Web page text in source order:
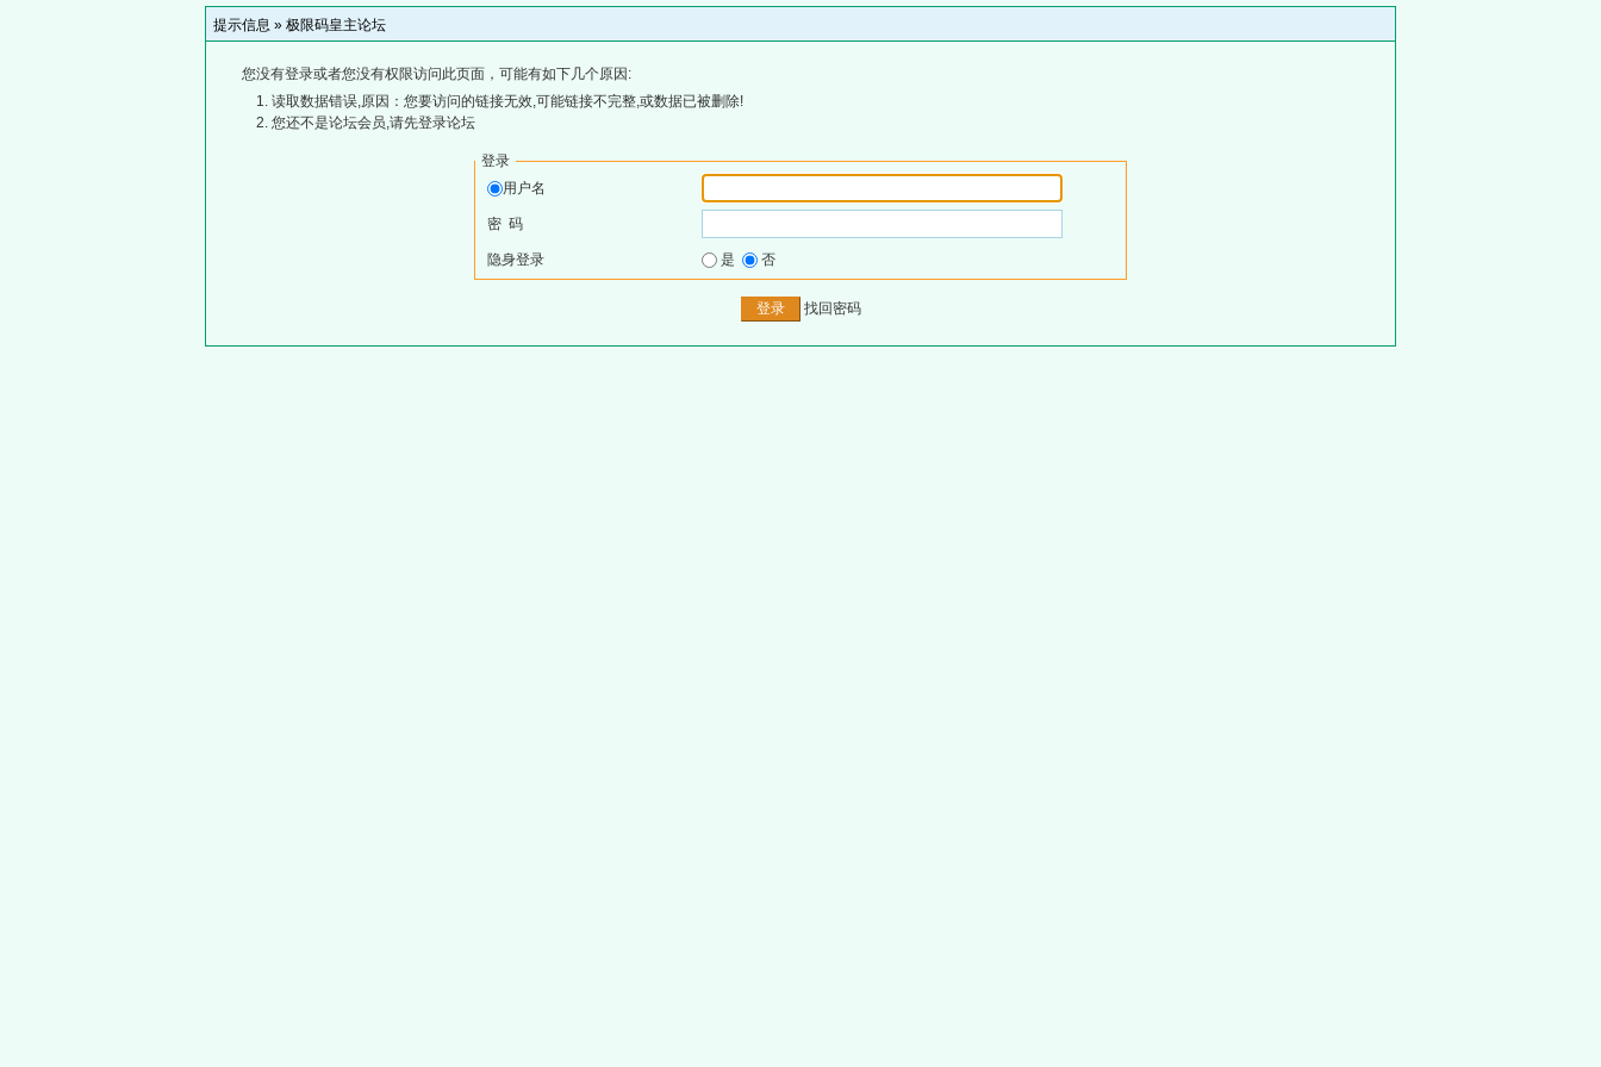
提示信息 » 极限码皇主论坛
您没有登录或者您没有权限访问此页面，可能有如下几个原因:
读取数据错误,原因：您要访问的链接无效,可能链接不完整,或数据已被删除!
您还不是论坛会员,请先登录论坛
登录
用户名
密 码
隐身登录 是 否
找回密码